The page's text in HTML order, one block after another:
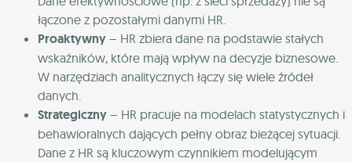
łączone z pozostałymi danymi HR.
Proaktywny – HR zbiera dane na podstawie stałych
wskaźników, które mają wpływ na decyzje biznesowe.
W narzędziach analitycznych łączy się wiele źródeł
danych.
Strategiczny – HR pracuje na modelach statystycznych i
behawioralnych dających pełny obraz bieżącej sytuacji.
Dane z HR są kluczowym czynnikiem modelującym